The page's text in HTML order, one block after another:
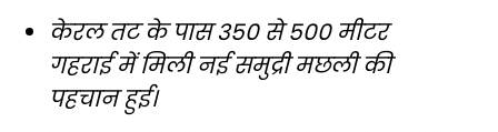
केरल तट के पास 350 से 500 मीटर
गहराई में मिली नई समुद्री मछली की
पहचान हुई।